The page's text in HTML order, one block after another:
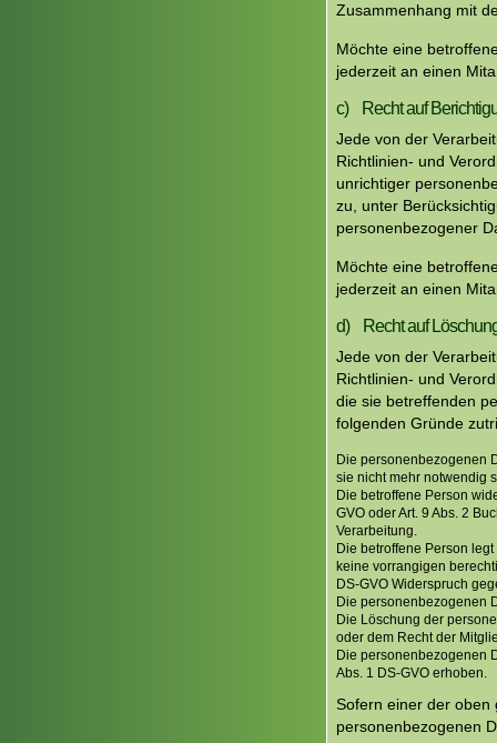
Zusammenhang mit
Möchte eine
jederzeit an einen
c) Recht auf
Jede von der
Richtlinien- und
unrichtiger
zu, unter
personenbezogener
Möchte eine
jederzeit an einen
d) Recht auf
Jede von der
Richtlinien- und
die sie betreffenden
folgenden Gründe
Die personenbezogenen
sie nicht mehr notwendig
Die betroffene Person
GVO oder Art. 9 Abs. 2
Verarbeitung.
Die betroffene Person
keine vorrangigen
DS-GVO Widerspruch
Die personenbezogenen
Die Löschung der
oder dem Recht der
Die personenbezogenen
Abs. 1 DS-GVO erhoben.
Sofern einer der oben
personenbezogenen